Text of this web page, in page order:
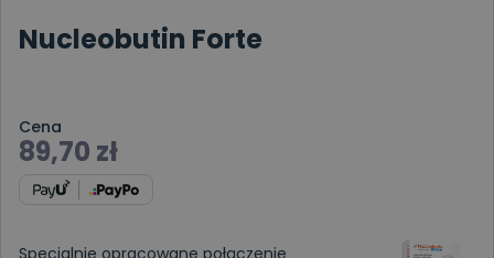
Nucleobutin Forte
Cena
89,70 zł
Specjalnie opracowane połączenie